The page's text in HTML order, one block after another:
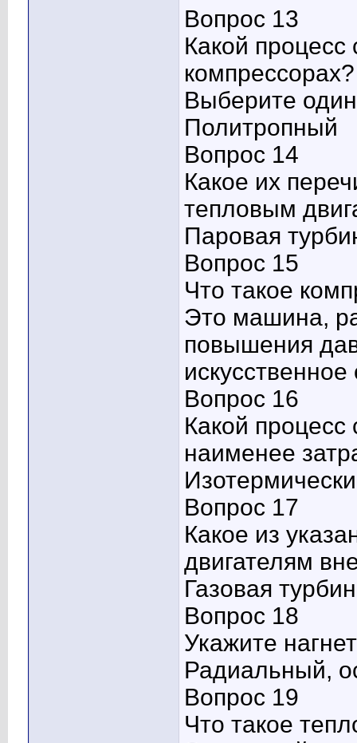
Вопрос 13
Какой
компрессорах?
Выберите
Политропный
Вопрос 14
Какое их
тепловым
Паровая
Вопрос 15
Что такое
Это машина,
повышения
Вопрос 16
Какой процесс
наименее
Вопрос 17
Какое из
двигателям
Газовая
Вопрос 18
Укажите
Радиальный,
Вопрос 19
Что такое